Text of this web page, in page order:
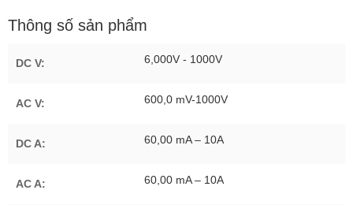
Thông số sản phẩm
DC V: 6,000V - 1000V
AC V: 600,0 mV-1000V
DC A: 60,00 mA – 10A
AC A: 60,00 mA – 10A